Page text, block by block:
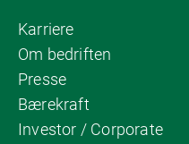
Karriere
Om bedriften
Presse
Bærekraft
Investor / Corporate